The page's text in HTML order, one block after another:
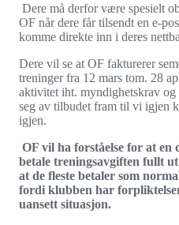
Dere må derfor være spesielt
OF når dere får tilsendt en e-
komme direkte inn i deres
Dere vil se at OF fakturerer
treninger fra 12 mars tom. 28
aktivitet iht. myndighetskrav og
seg av tilbudet fram til vi igjen
igjen.
OF vil ha forståelse for at en
betale treningsavgiften fullt
at de fleste betaler som
fordi klubben har
uansett situasjon.